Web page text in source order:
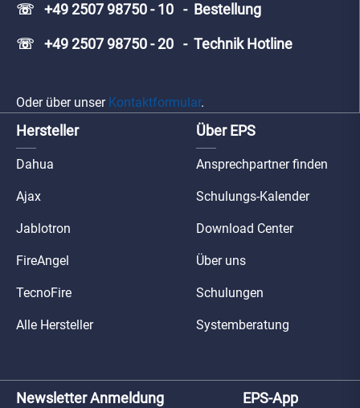
☏ +49 2507 98750 - 10 - Bestellung
☏ +49 2507 98750 - 20 - Technik Hotline
Oder über unser Kontaktformular.
Hersteller
Dahua
Ajax
Jablotron
FireAngel
TecnoFire
Alle Hersteller
Über EPS
Ansprechpartner finden
Schulungs-Kalender
Download Center
Über uns
Schulungen
Systemberatung
Newsletter Anmeldung
EPS-App